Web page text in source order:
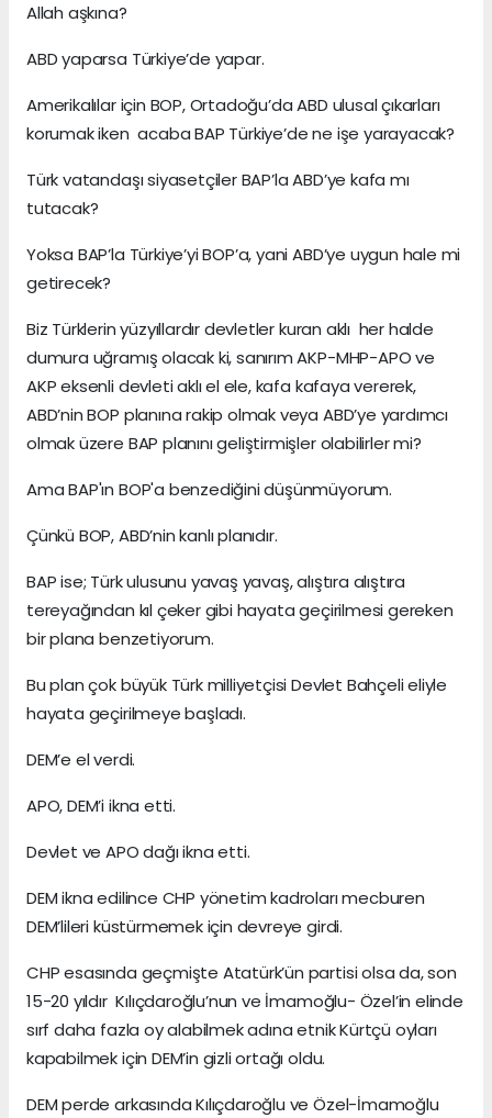
Allah aşkına?
ABD yaparsa Türkiye’de yapar.
Amerikalılar için BOP, Ortadoğu’da ABD ulusal çıkarları
korumak iken acaba BAP Türkiye’de ne işe yarayacak?
Türk vatandaşı siyasetçiler BAP’la ABD’ye kafa mı
tutacak?
Yoksa BAP’la Türkiye’yi BOP’a, yani ABD’ye uygun hale mi
getirecek?
Biz Türklerin yüzyıllardır devletler kuran aklı her halde
dumura uğramış olacak ki, sanırım AKP-MHP-APO ve
AKP eksenli devleti aklı el ele, kafa kafaya vererek,
ABD’nin BOP planına rakip olmak veya ABD’ye yardımcı
olmak üzere BAP planını geliştirmişler olabilirler mi?
Ama BAP'ın BOP'a benzediğini düşünmüyorum.
Çünkü BOP, ABD’nin kanlı planıdır.
BAP ise; Türk ulusunu yavaş yavaş, alıştıra alıştıra
tereyağından kıl çeker gibi hayata geçirilmesi gereken
bir plana benzetiyorum.
Bu plan çok büyük Türk milliyetçisi Devlet Bahçeli eliyle
hayata geçirilmeye başladı.
DEM’e el verdi.
APO, DEM’i ikna etti.
Devlet ve APO dağı ikna etti.
DEM ikna edilince CHP yönetim kadroları mecburen
DEM’lileri küstürmemek için devreye girdi.
CHP esasında geçmişte Atatürk’ün partisi olsa da, son
15-20 yıldır Kılıçdaroğlu’nun ve İmamoğlu- Özel’in elinde
sırf daha fazla oy alabilmek adına etnik Kürtçü oyları
kapabilmek için DEM’in gizli ortağı oldu.
DEM perde arkasında Kılıçdaroğlu ve Özel-İmamoğlu